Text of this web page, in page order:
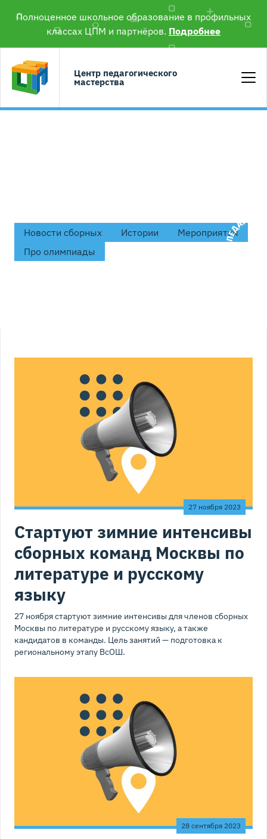
Полноценное школьное образование в профильных
классах ЦПМ и партнёров. Подробнее
Центр педагогического
мастерства
Новости сборных Истории
Мероприятия
Про олимпиады
27 ноября 2023
Стартуют зимние интенсивы
сборных команд Москвы по
литературе и русскому
языку
27 ноября стартуют зимние интенсивы для членов сборных
Москвы по литературе и русскому языку, а также
кандидатов в команды. Цель занятий — подготовка к
региональному этапу ВсОШ.
28 сентября 2023